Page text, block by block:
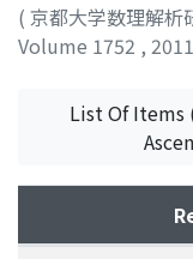
( 京都大学数理解析
Volume 1752 , 2011
List Of Items